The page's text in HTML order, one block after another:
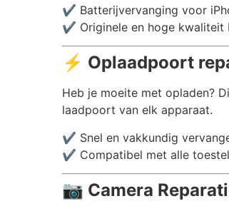
✔️ Batterijvervanging voor
✔️ Originele en hoge kwaliteit
⚡ Oplaadpoort
Heb je moeite met opladen?
laadpoort van elk apparaat.
✔️ Snel en vakkundig
✔️ Compatibel met alle
📷 Camera